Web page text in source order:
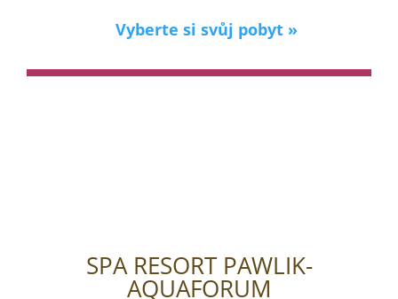
Vyberte si svůj pobyt »
SPA RESORT PAWLIK-
AQUAFORUM